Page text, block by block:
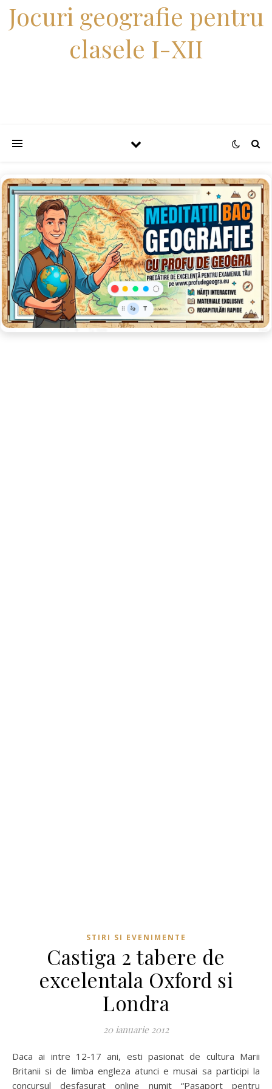
Jocuri geografie pentru
clasele I-XII
STIRI SI EVENIMENTE
Castiga 2 tabere de
excelentala Oxford si
Londra
20 ianuarie 2012
Daca ai intre 12-17 ani, esti pasionat de cultura Marii
Britanii si de limba engleza atunci e musai sa participi la
concursul desfasurat online numit “Pasaport pentru